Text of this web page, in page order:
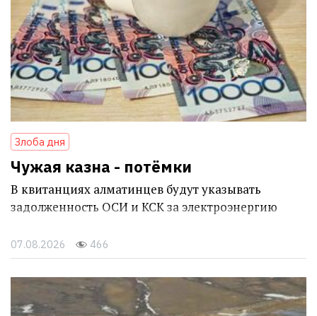
Злоба дня
Чужая казна - потёмки
В квитанциях алматинцев будут указывать
задолженность ОСИ и КСК за электроэнергию
07.08.2026 466